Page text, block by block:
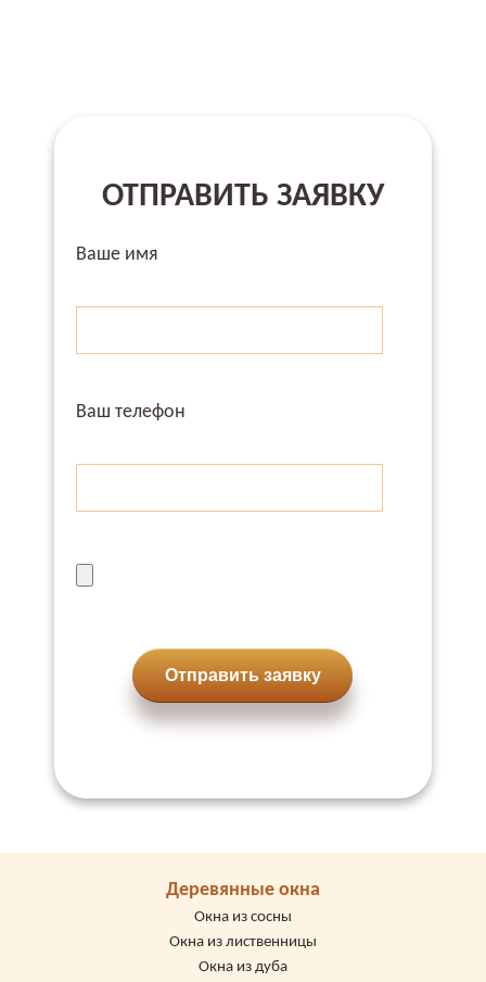
ОТПРАВИТЬ ЗАЯВКУ
Ваше имя
Ваш телефон
Отправить заявку
Деревянные окна
Окна из сосны
Окна из лиственницы
Окна из дуба